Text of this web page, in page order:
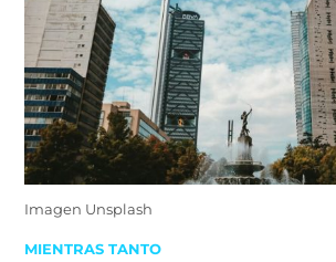
Imagen Unsplash
POSTED
MIENTRAS TANTO